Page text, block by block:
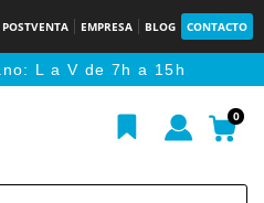
POSTVENTA EMPRESA BLOG CONTACTO
L a V de 7h a 15h
0